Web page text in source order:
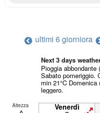
ultimi 6 giorniora
Next 3 days
Pioggia
Sabato pomeriggio.
min 21°C
leggero.
Altezza Venerdì